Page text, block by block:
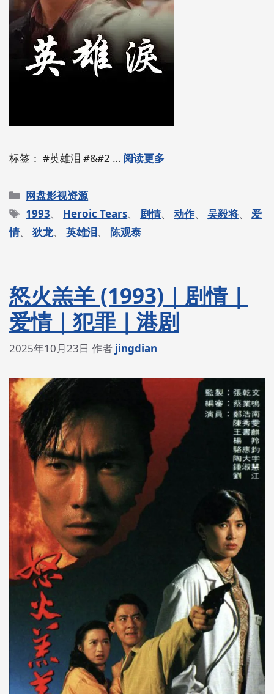
标签： #英雄泪 #&#2 … 阅读更多
分
类
网盘影视资源
标
签
1993、 Heroic Tears、 剧情、动作、吴毅将、爱
情、 狄龙、 英雄泪、 陈观泰
怒火羔羊 (1993)｜剧情｜
爱情｜犯罪｜港剧
2025年10月23日 作者 jingdian